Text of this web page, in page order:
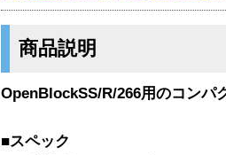
商品説明
OpenBlockSS/R/266用のコンパ
■スペック